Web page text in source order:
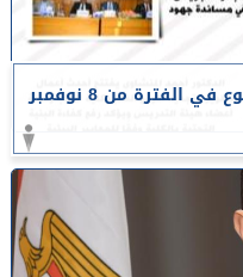
أبرز أخبار جامعة أسيوط خلال أسبوع في الفترة من 8 نوفمبر